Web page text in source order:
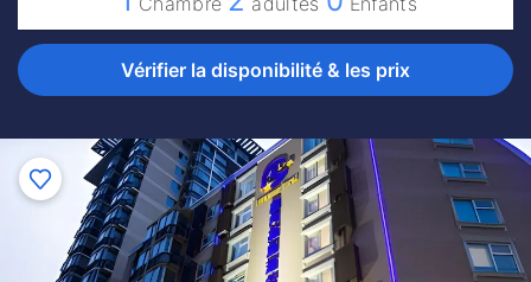
Vérifier la disponibilité & les prix